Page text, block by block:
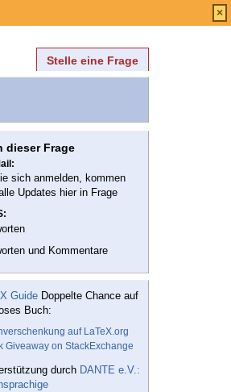
Stelle eine Frage
dieser Frage
sich anmelden, kommen
Updates hier in Frage
und Kommentare
Doppelte Chance auf
Buch:
auf LaTeX.org
Giveaway on StackExchange
durch DANTE e.V.:
×